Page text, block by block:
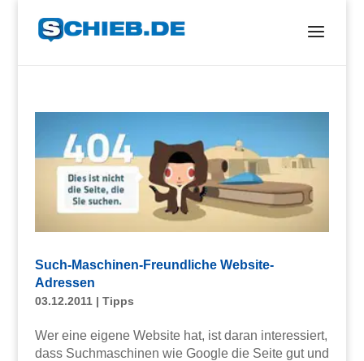
Such-Maschinen-Freundliche Website-
Adressen
03.12.2011| Tipps
Wer eine eigene Website hat, ist daran interessiert,
dass Suchmaschinen wie Google die Seite gut und